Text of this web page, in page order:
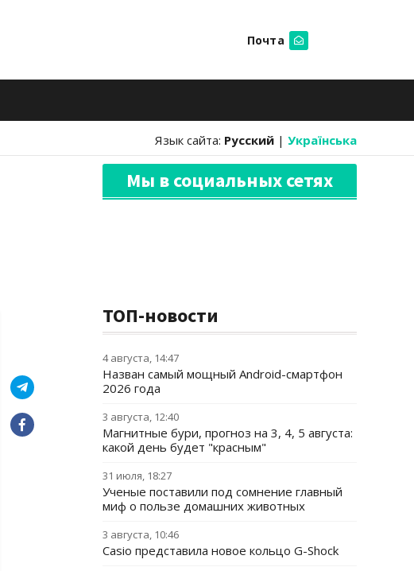
Почта
Язык сайта: Русский | Українська
Мы в социальных сетях
ТОП-новости
4 августа, 14:47
Назван самый мощный Android-смартфон
2026 года
3 августа, 12:40
Магнитные бури, прогноз на 3, 4, 5 августа:
какой день будет "красным"
31 июля, 18:27
Ученые поставили под сомнение главный
миф о пользе домашних животных
3 августа, 10:46
Casio представила новое кольцо G-Shock